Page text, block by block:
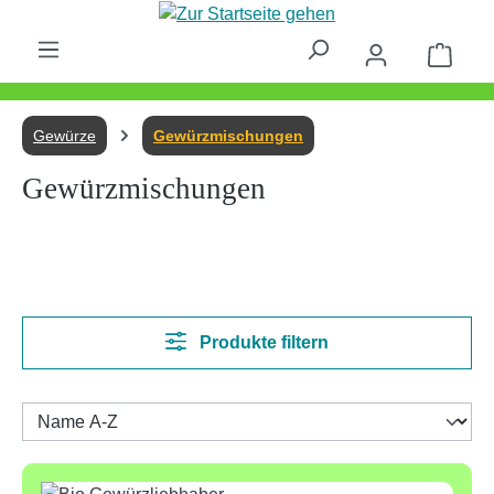
Zum Hauptinhalt springen
Gewürze Gewürzmischungen
Gewürzmischungen
Produkte filtern